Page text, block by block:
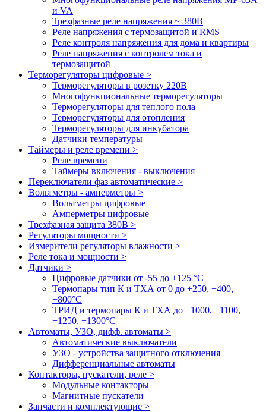
и VA
Трехфазные реле напряжения ~ 380В
Реле напряжения с термозащитой и RMS
Реле контроля напряжения для дома и квартиры
Реле напряжения с контролем тока и
термозащитой
Терморегуляторы цифровые >
Терморегуляторы в розетку 220В
Многофункциональные терморегуляторы
Терморегуляторы для теплого пола
Терморегуляторы для отопления
Терморегуляторы для инкубатора
Датчики температуры
Таймеры и реле времени >
Реле времени
Таймеры включения - выключения
Переключатели фаз автоматические >
Вольтметры - амперметры >
Вольтметры цифровые
Амперметры цифровые
Трехфазная защита 380В >
Регуляторы мощности >
Измерители регуляторы влажности >
Реле тока и мощности >
Датчики >
Цифровые датчики от -55 до +125 °С
Термопары тип К и ТХА от 0 до +250, +400,
+800°C
ТРИД и термопары К и ТХА до +1000, +1100,
+1250, +1300°C
Автоматы, УЗО, дифф. автоматы >
Автоматические выключатели
УЗО - устройства защитного отключения
Дифференциальные автоматы
Контакторы, пускатели, реле >
Модульные контакторы
Магнитные пускатели
Запчасти и комплектующие >